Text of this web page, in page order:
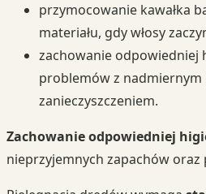
przymocowanie kawałka
materiału, gdy włosy
zachowanie odpowiedniej
problemów z nadmiernym
zanieczyszczeniem.
Zachowanie odpowiedniej
nieprzyjemnych zapachów